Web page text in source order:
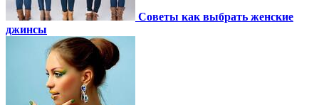
Советы как выбрать женские
джинсы